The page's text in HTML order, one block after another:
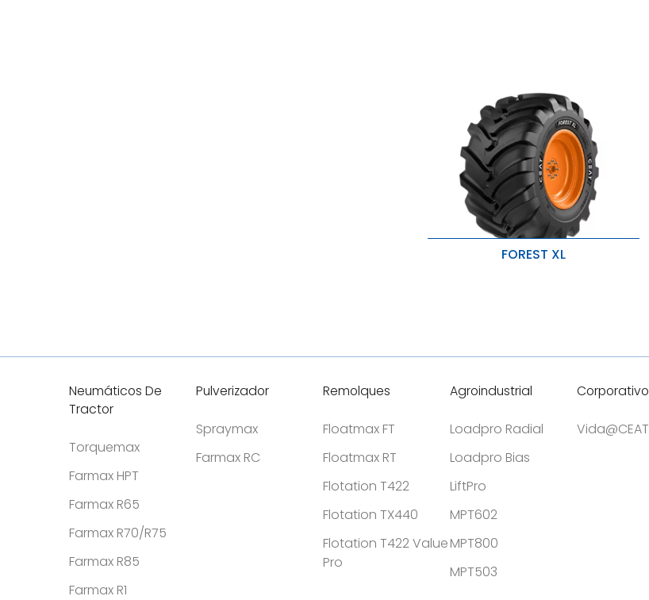
FOREST XL
Neumáticos De
Tractor
Torquemax
Farmax HPT
Farmax R65
Farmax R70/R75
Farmax R85
Farmax R1
Pulverizador
Spraymax
Farmax RC
Remolques
Floatmax FT
Floatmax RT
Flotation T422
Flotation TX440
Flotation T422 Value
Pro
Agroindustrial
Loadpro Radial
Loadpro Bias
LiftPro
MPT602
MPT800
MPT503
Corporativo
Vida@CEAT